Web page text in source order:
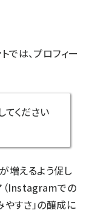
は、プロフィー
ください
増えるよう促し
（Instagramでの
やすさ」の醸成に